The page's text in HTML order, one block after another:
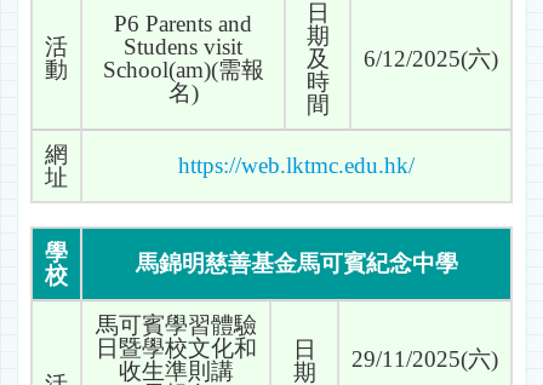
活
動
P6 Parents and
Studens visit
School(am)(需報
名)
日
期
及
時
間
6/12/2025(六)
網
址
https://web.lktmc.edu.hk/
學
校
馬錦明慈善基金馬可賓紀念中學
馬可賓學習體驗
日暨學校文化和
收生準則講
日
期
29/11/2025(六)